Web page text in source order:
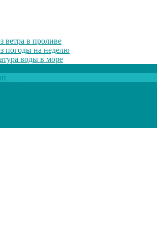
ветра в проливе
погоды на неделю
воды в море